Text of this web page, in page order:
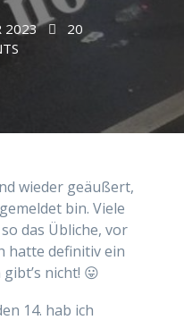
2023
20
wieder geäußert,
bin. Viele
das Übliche, vor
hatte definitiv ein
nicht! 😛
14. hab ich